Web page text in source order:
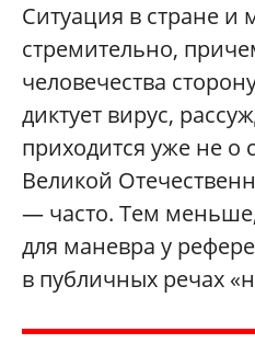
Ситуация в стране и
стремительно,
человечества
диктует вирус,
приходится уже не о
Великой
— часто. Тем
для маневра у
в публичных речах